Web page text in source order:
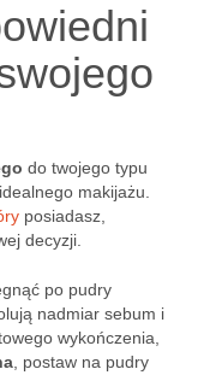
do twojego typu
makijażu.
posiadasz,
decyzji.
po pudry
nadmiar sebum i
wykończenia,
, postaw na pudry